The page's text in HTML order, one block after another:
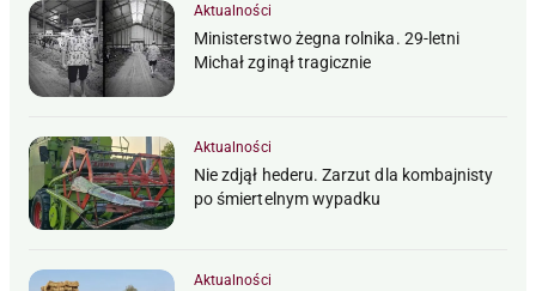
Aktualności
Ministerstwo żegna rolnika. 29-letni
Michał zginął tragicznie
Aktualności
Nie zdjął hederu. Zarzut dla kombajnisty
po śmiertelnym wypadku
Aktualności